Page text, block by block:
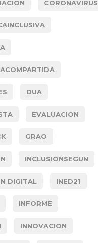
CORONAVIRUS
DUA
EVALUACION
GRAO
INCLUSIONSEGUN
DIGITAL INED21
INFORME
INNOVACION